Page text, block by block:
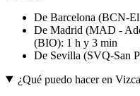
De Barcelona (BCN-
De Madrid (MAD -
(BIO): 1 h y 3 min
De Sevilla (SVQ-San
¿Qué puedo hacer en